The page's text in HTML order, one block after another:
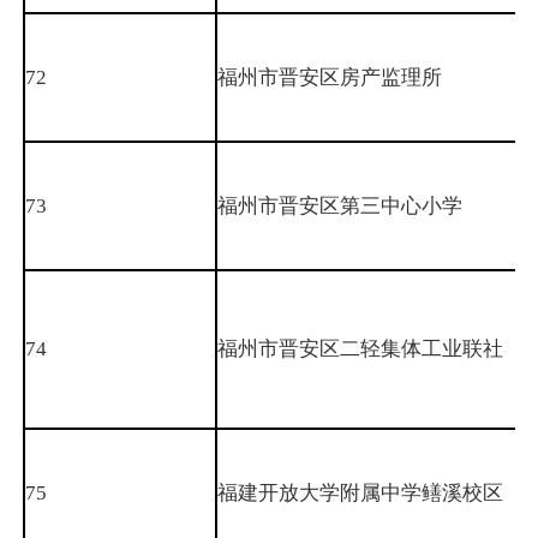
72 福州市晋安区房产监理所
73 福州市晋安区第三中心小学
74 福州市晋安区二轻集体工业联社
75 福建开放大学附属中学鳝溪校区